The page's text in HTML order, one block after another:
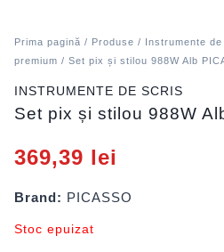
Prima pagină / Produse / Instrumente
premium / Set pix și stilou 988W Alb
INSTRUMENTE DE SCRIS
Set pix și stilou 988W
369,39 lei
Brand: PICASSO
Stoc epuizat